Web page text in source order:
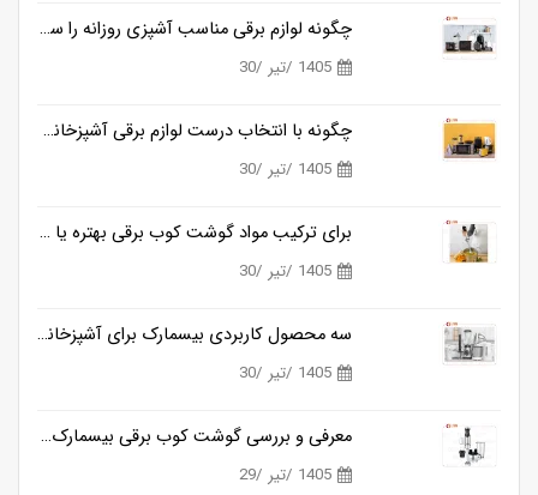
چگونه لوازم برقی مناسب آشپزی روزانه را ساده تر می کنند؟
1405 /تیر /30
چگونه با انتخاب درست لوازم برقی آشپزخانه، زمان آشپزی را نصف کنیم؟
1405 /تیر /30
برای ترکیب مواد گوشت کوب برقی بهتره یا مخلوط کن؟
1405 /تیر /30
سه محصول کاربردی بیسمارک برای آشپزخانه های مدرن
1405 /تیر /30
معرفی و بررسی گوشت کوب برقی بیسمارک مدل BM3315
1405 /تیر /29